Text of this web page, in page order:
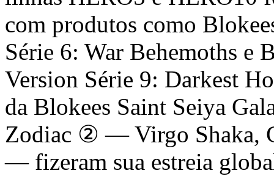
com produtos como
Série 6: War Behemoths e
Version Série 9: Darkest
da Blokees Saint Seiya
Zodiac ② — Virgo Shaka,
— fizeram sua estreia